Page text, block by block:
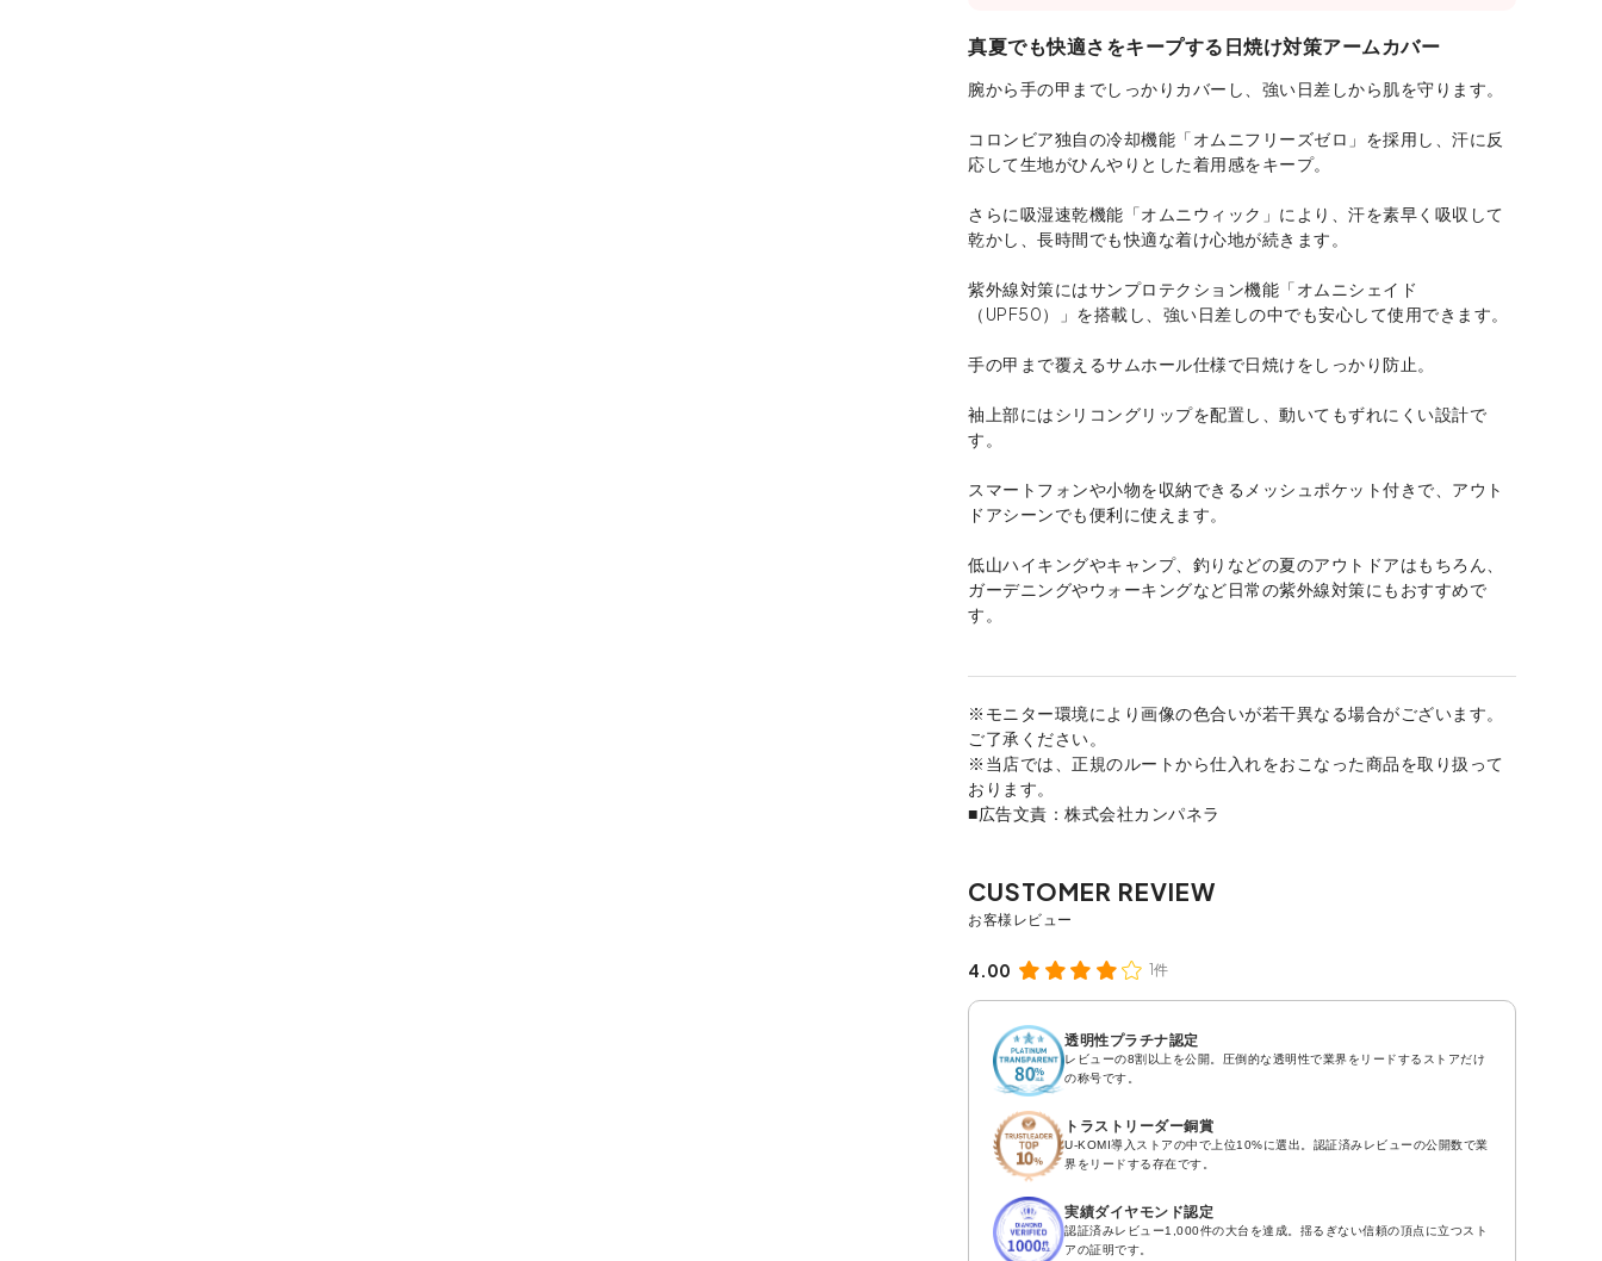
真夏でも快適さをキープする日焼け対策アームカバー
腕から手の甲までしっかりカバーし、強い日差しから肌を守ります。
コロンビア独自の冷却機能「オムニフリーズゼロ」を採用し、汗に反
応して生地がひんやりとした着用感をキープ。
さらに吸湿速乾機能「オムニウィック」により、汗を素早く吸収して
乾かし、長時間でも快適な着け心地が続きます。
紫外線対策にはサンプロテクション機能「オムニシェイド
（UPF50）」を搭載し、強い日差しの中でも安心して使用できます。
手の甲まで覆えるサムホール仕様で日焼けをしっかり防止。
袖上部にはシリコングリップを配置し、動いてもずれにくい設計で
す。
スマートフォンや小物を収納できるメッシュポケット付きで、アウト
ドアシーンでも便利に使えます。
低山ハイキングやキャンプ、釣りなどの夏のアウトドアはもちろん、
ガーデニングやウォーキングなど日常の紫外線対策にもおすすめで
す。
※モニター環境により画像の色合いが若干異なる場合がございます。
ご了承ください。
※当店では、正規のルートから仕入れをおこなった商品を取り扱って
おります。
■広告文責：株式会社カンパネラ
4.00 1件
透明性プラチナ認定
レビューの8割以上を公開。圧倒的な透明性で業界をリードするストアだけ
の称号です。
トラストリーダー銅賞
U-KOMI導入ストアの中で上位10%に選出。認証済みレビューの公開数で業
界をリードする存在です。
実績ダイヤモンド認定
認証済みレビュー1,000件の大台を達成。揺るぎない信頼の頂点に立つスト
アの証明です。